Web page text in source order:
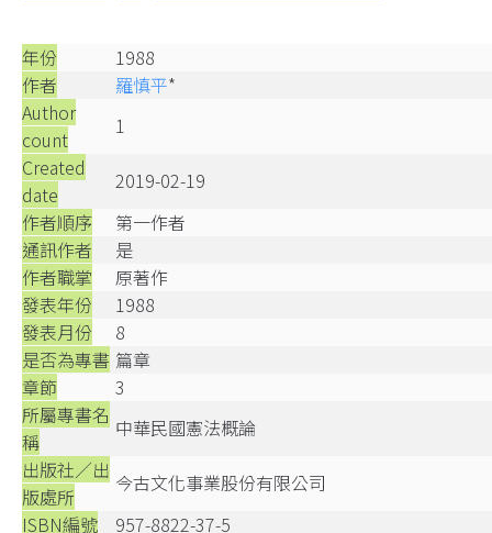
年份
1988
作者
羅慎平*
Author
count
1
Created
date
2019-02-19
作者順序
第一作者
通訊作者
是
作者職掌
原著作
發表年份
1988
發表月份
8
是否為專書 篇章
章節
3
所屬專書名
稱
中華民國憲法概論
出版社／出
版處所
今古文化事業股份有限公司
ISBN編號
957-8822-37-5